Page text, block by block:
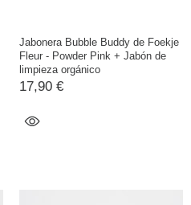
Jabonera Bubble Buddy de Foekje
Fleur - Powder Pink + Jabón de
limpieza orgánico
17,90 €